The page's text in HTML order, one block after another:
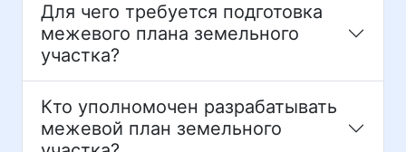
Для чего требуется подготовка
межевого плана земельного
участка?
Кто уполномочен разрабатывать
межевой план земельного